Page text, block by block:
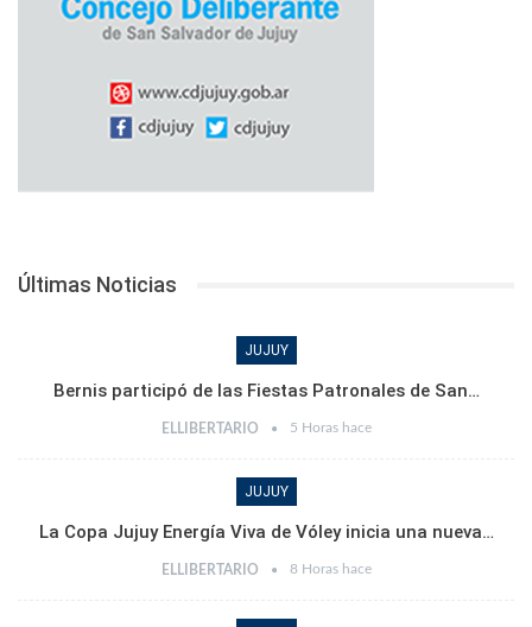
Últimas Noticias
JUJUY
Bernis participó de las Fiestas Patronales de San…
ELLIBERTARIO 5 Horas hace
JUJUY
La Copa Jujuy Energía Viva de Vóley inicia una nueva…
ELLIBERTARIO 8 Horas hace